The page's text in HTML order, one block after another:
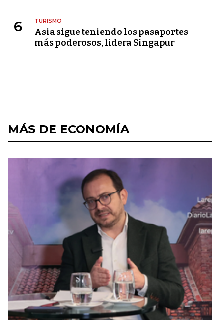
6 TURISMO
Asia sigue teniendo los pasaportes
más poderosos, lidera Singapur
MÁS DE ECONOMÍA